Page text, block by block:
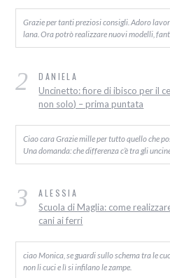
Grazie per tanti preziosi consigli. Adoro
lana. Ora potrò realizzare nuovi modelli,
2 DANIELA
Uncinetto: fiore di ibisco per il
non solo) – prima puntata
Ciao cara Grazie mille per tutto quello che
Una domanda: che differenza c’è tra gli
3 ALESSIA
Scuola di Maglia: come
cani ai ferri
ciao Monica, se guardi sullo schema tra le
non li cuci e lì si infilano le zampe.